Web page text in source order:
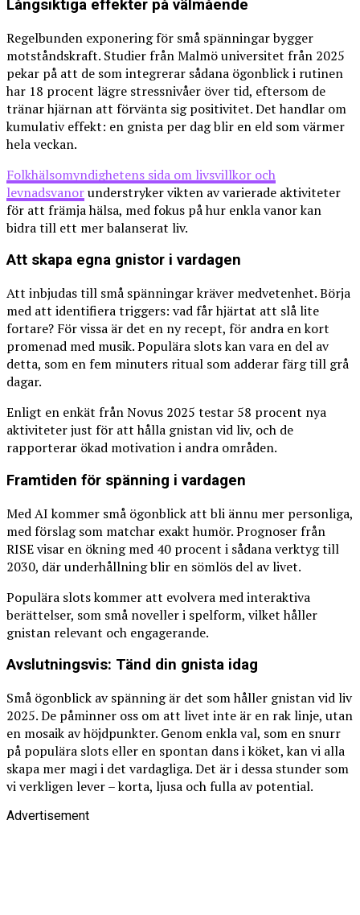
Långsiktiga effekter på välmående
Regelbunden exponering för små spänningar bygger
motståndskraft. Studier från Malmö universitet från 2025
pekar på att de som integrerar sådana ögonblick i rutinen
har 18 procent lägre stressnivåer över tid, eftersom de
tränar hjärnan att förvänta sig positivitet. Det handlar om
kumulativ effekt: en gnista per dag blir en eld som värmer
hela veckan.
Folkhälsomyndighetens sida om livsvillkor och
levnadsvanorunderstryker vikten av varierade aktiviteter
för att främja hälsa, med fokus på hur enkla vanor kan
bidra till ett mer balanserat liv.
Att skapa egna gnistor i vardagen
Att inbjudas till små spänningar kräver medvetenhet. Börja
med att identifiera triggers: vad får hjärtat att slå lite
fortare? För vissa är det en ny recept, för andra en kort
promenad med musik. Populära slots kan vara en del av
detta, som en fem minuters ritual som adderar färg till grå
dagar.
Enligt en enkät från Novus 2025 testar 58 procent nya
aktiviteter just för att hålla gnistan vid liv, och de
rapporterar ökad motivation i andra områden.
Framtiden för spänning i vardagen
Med AI kommer små ögonblick att bli ännu mer personliga,
med förslag som matchar exakt humör. Prognoser från
RISE visar en ökning med 40 procent i sådana verktyg till
2030, där underhållning blir en sömlös del av livet.
Populära slots kommer att evolvera med interaktiva
berättelser, som små noveller i spelform, vilket håller
gnistan relevant och engagerande.
Avslutningsvis: Tänd din gnista idag
Små ögonblick av spänning är det som håller gnistan vid liv
2025. De påminner oss om att livet inte är en rak linje, utan
en mosaik av höjdpunkter. Genom enkla val, som en snurr
på populära slots eller en spontan dans i köket, kan vi alla
skapa mer magi i det vardagliga. Det är i dessa stunder som
vi verkligen lever – korta, ljusa och fulla av potential.
Advertisement